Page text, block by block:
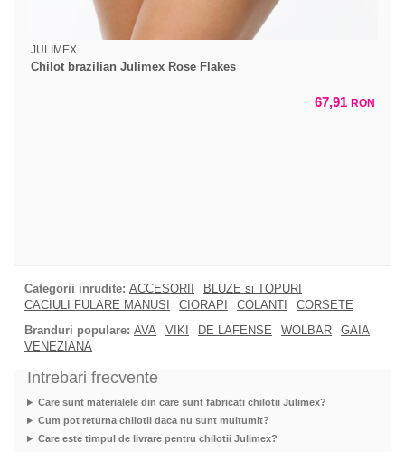
JULIMEX
Chilot brazilian Julimex Rose Flakes
67,91 RON
Categorii inrudite: ACCESORII
BLUZE si TOPURI
CACIULI FULARE MANUSI
CIORAPI COLANTI
CORSETE
Branduri populare: AVA VIKI DE LAFENSE WOLBAR
GAIA
VENEZIANA
Intrebari frecvente
Care sunt materialele din care sunt fabricati chilotii Julimex?
Cum pot returna chilotii daca nu sunt multumit?
Care este timpul de livrare pentru chilotii Julimex?